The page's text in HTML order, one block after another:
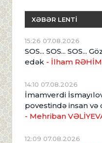
XƏBƏR LENTİ
15:26 07.08.2026
SOS... SOS... SOS...
edək - İlham
14:10 07.08.2026
İmamverdi
povestində insan və
- Mehriban
12:09 07.08.2026